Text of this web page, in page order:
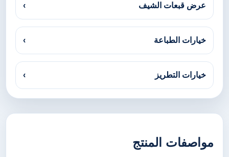
عرض قبعات الشيف ›
خيارات الطباعة ›
خيارات التطريز ›
مواصفات المنتج